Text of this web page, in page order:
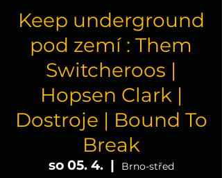
Keep underground
pod zemí : Them
Switcheroos |
Hopsen Clark |
Dostroje | Bound To
Break
so 05. 4.
  |
Brno-střed